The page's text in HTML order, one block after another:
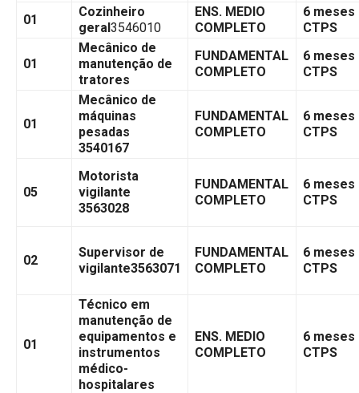
01
Cozinheiro
geral3546010
ENS. MEDIO
COMPLETO
6 meses
CTPS
01
Mecânico de
manutenção de
tratores
FUNDAMENTAL
COMPLETO
6 meses
CTPS
01
Mecânico de
máquinas
pesadas
3540167
FUNDAMENTAL
COMPLETO
6 meses
CTPS
05
Motorista
vigilante
3563028
FUNDAMENTAL
COMPLETO
6 meses
CTPS
02
Supervisor de
vigilante3563071
FUNDAMENTAL
COMPLETO
6 meses
CTPS
01
Técnico em
manutenção de
equipamentos e
instrumentos
médico-
hospitalares
ENS. MEDIO
COMPLETO
6 meses
CTPS